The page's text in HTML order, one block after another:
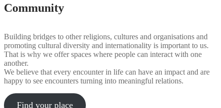
Community
Building bridges to other religions, cultures and organisations and
promoting cultural diversity and internationality is important to us.
That is why we offer spaces where people can interact with one
another.
We believe that every encounter in life can have an impact and are
happy to see encounters turning into meaningful relations.
Find your place